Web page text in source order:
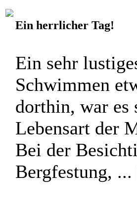
Ein herrlicher Tag!
Ein sehr
Schwimmen
dorthin, war es
Lebensart der
Bei der
Bergfestung,